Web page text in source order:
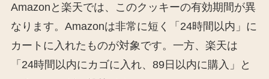
Amazonと楽天では、このクッキーの有効期間が異
なります。Amazonは非常に短く「24時間以内」に
カートに入れたものが対象です。一方、楽天は
「24時間以内にカゴに入れ、89日以内に購入」と